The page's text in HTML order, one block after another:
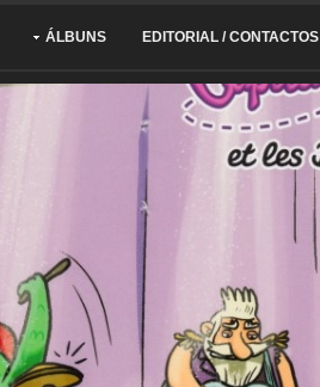
ÁLBUNS EDITORIAL / CONTACTOS